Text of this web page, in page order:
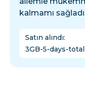
kalmamı
Satın alındı:
3GB-5-days-total